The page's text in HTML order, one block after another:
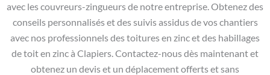
avec les couvreurs-zingueurs de notre entreprise. Obtenez des
conseils personnalisés et des suivis assidus de vos chantiers
avec nos professionnels des toitures en zinc et des habillages
de toit en zinc à Clapiers. Contactez-nous dès maintenant et
obtenez un devis et un déplacement offerts et sans